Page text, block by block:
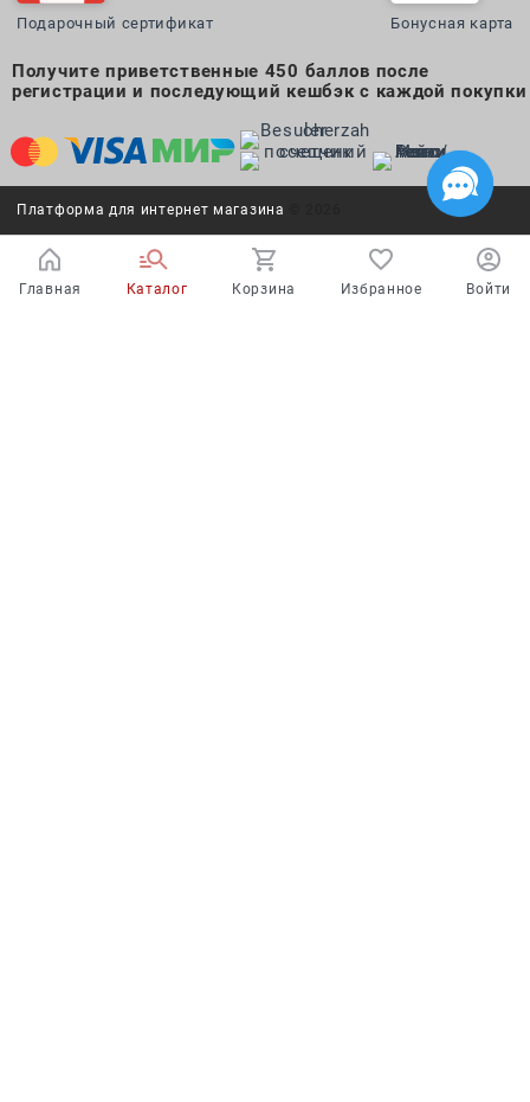
Подарочный сертификат Бонусная карта
Получите приветственные 450 баллов после
регистрации и последующий кешбэк с каждой покупки
Платформа для интернет магазина
Главная Каталог Корзина Избранное Войти